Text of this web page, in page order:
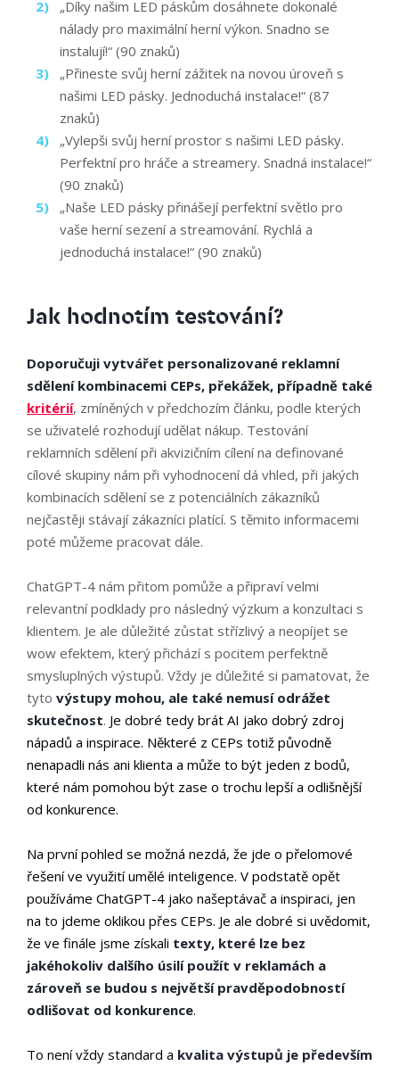
„Díky našim LED páskům dosáhnete dokonalé
nálady pro maximální herní výkon. Snadno se
instalují!“ (90 znaků)
„Přineste svůj herní zážitek na novou úroveň s
našimi LED pásky. Jednoduchá instalace!“ (87
znaků)
„Vylepši svůj herní prostor s našimi LED pásky.
Perfektní pro hráče a streamery. Snadná instalace!“
(90 znaků)
„Naše LED pásky přinášejí perfektní světlo pro
vaše herní sezení a streamování. Rychlá a
jednoduchá instalace!“ (90 znaků)
Jak hodnotím testování?
Doporučuji vytvářet personalizované reklamní
sdělení kombinacemi CEPs, překážek, případně také
kritérií, zmíněných v předchozím článku, podle kterých
se uživatelé rozhodují udělat nákup. Testování
reklamních sdělení při akvizičním cílení na definované
cílové skupiny nám při vyhodnocení dá vhled, při jakých
kombinacích sdělení se z potenciálních zákazníků
nejčastěji stávají zákazníci platící. S těmito informacemi
poté můžeme pracovat dále.
ChatGPT-4 nám přitom pomůže a připraví velmi
relevantní podklady pro následný výzkum a konzultaci s
klientem. Je ale důležité zůstat střízlivý a neopíjet se
wow efektem, který přichází s pocitem perfektně
smysluplných výstupů. Vždy je důležité si pamatovat, že
tyto výstupy mohou, ale také nemusí odrážet
skutečnost. Je dobré tedy brát AI jako dobrý zdroj
nápadů a inspirace. Některé z CEPs totiž původně
nenapadli nás ani klienta a může to být jeden z bodů,
které nám pomohou být zase o trochu lepší a odlišnější
od konkurence.
Na první pohled se možná nezdá, že jde o přelomové
řešení ve využití umělé inteligence. V podstatě opět
používáme ChatGPT-4 jako našeptávač a inspiraci, jen
na to jdeme oklikou přes CEPs. Je ale dobré si uvědomit,
že ve finále jsme získali texty, které lze bez
jakéhokoliv dalšího úsilí použít v reklamách a
zároveň se budou s největší pravděpodobností
odlišovat od konkurence.
To není vždy standard a kvalita výstupů je především